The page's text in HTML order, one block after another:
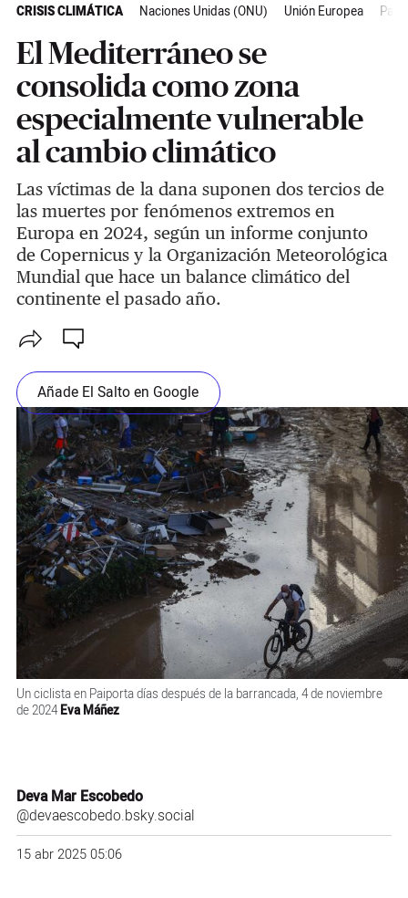
CRISIS CLIMÁTICA Naciones Unidas (ONU) Unión Europea País
El Mediterráneo se
consolida como zona
especialmente vulnerable
al cambio climático
Las víctimas de la dana suponen dos tercios de
las muertes por fenómenos extremos en
Europa en 2024, según un informe conjunto
de Copernicus y la Organización Meteorológica
Mundial que hace un balance climático del
continente el pasado año.
Añade El Salto en Google
Un ciclista en Paiporta días después de la barrancada, 4 de noviembre
de 2024Eva Máñez
Deva Mar Escobedo
@devaescobedo.bsky.social
15 abr 2025 05:06